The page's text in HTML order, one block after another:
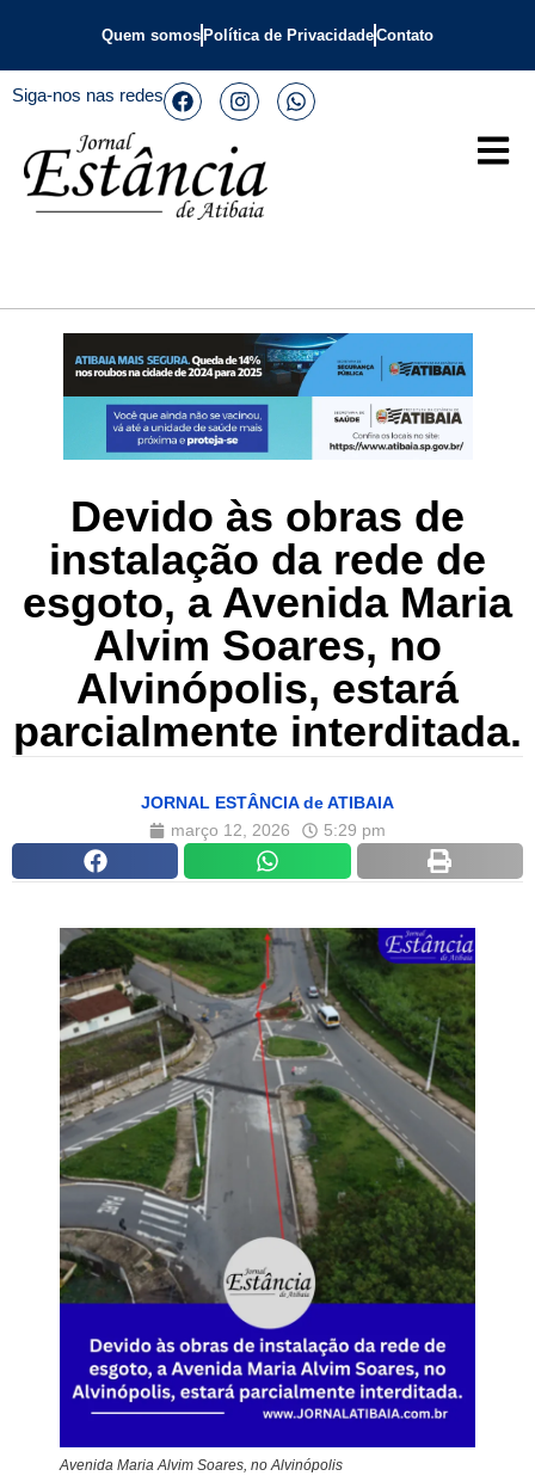
Quem somos Política de PrivacidadeContato
Siga-nos nas redes
Devido às obras de
instalação da rede de
esgoto, a Avenida Maria
Alvim Soares, no
Alvinópolis, estará
parcialmente interditada.
JORNAL ESTÂNCIA de ATIBAIA
março 12, 2026
5:29 pm
Avenida Maria Alvim Soares, no Alvinópolis